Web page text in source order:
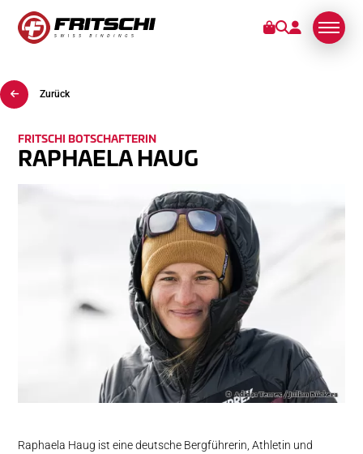
BINDUNGEN
KUNDENDIENST
STORIES
Zurück
FRITSCHI BOTSCHAFTERIN
RAPHAELA HAUG
Raphaela Haug ist eine deutsche Bergführerin, Athletin und